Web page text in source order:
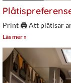
Print 🖨 Att plåtisar är
Läs mer »